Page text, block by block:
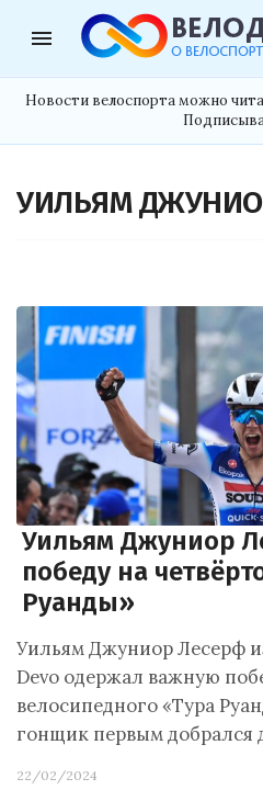
menu
Новости велоспорта можно
УИЛЬЯМ
Уильям Джуниор
победу на
Руанды»
Уильям Джуниор Лесерф
Devo одержал важную
велосипедного «Тура
гонщик первым
22/02/2024